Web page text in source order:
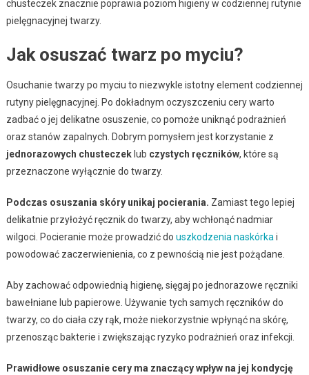
chusteczek znacznie poprawia poziom higieny w codziennej rutynie
pielęgnacyjnej twarzy.
Jak osuszać twarz po myciu?
Osuchanie twarzy po myciu to niezwykle istotny element codziennej
rutyny pielęgnacyjnej. Po dokładnym oczyszczeniu cery warto
zadbać o jej delikatne osuszenie, co pomoże uniknąć podrażnień
oraz stanów zapalnych. Dobrym pomysłem jest korzystanie z
jednorazowych chusteczeklub czystych ręczników, które są
przeznaczone wyłącznie do twarzy.
Podczas osuszania skóry unikaj pocierania. Zamiast tego lepiej
delikatnie przyłożyć ręcznik do twarzy, aby wchłonąć nadmiar
wilgoci. Pocieranie może prowadzić do uszkodzenia naskórka i
powodować zaczerwienienia, co z pewnością nie jest pożądane.
Aby zachować odpowiednią higienę, sięgaj po jednorazowe ręczniki
bawełniane lub papierowe. Używanie tych samych ręczników do
twarzy, co do ciała czy rąk, może niekorzystnie wpłynąć na skórę,
przenosząc bakterie i zwiększając ryzyko podrażnień oraz infekcji.
Prawidłowe osuszanie cery ma znaczący wpływ na jej kondycję